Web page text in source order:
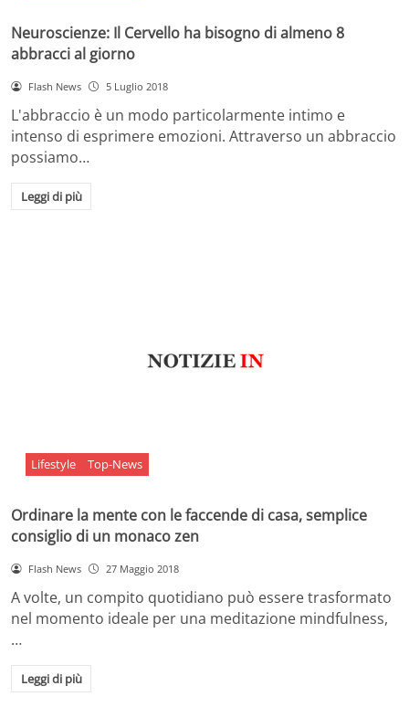
Neuroscienze: Il Cervello ha bisogno di almeno 8
abbracci al giorno
Flash News 5 Luglio 2018
L'abbraccio è un modo particolarmente intimo e
intenso di esprimere emozioni. Attraverso un abbraccio
possiamo…
Leggi di più
Lifestyle Top-News
Ordinare la mente con le faccende di casa, semplice
consiglio di un monaco zen
Flash News 27 Maggio 2018
A volte, un compito quotidiano può essere trasformato
nel momento ideale per una meditazione mindfulness,
…
Leggi di più